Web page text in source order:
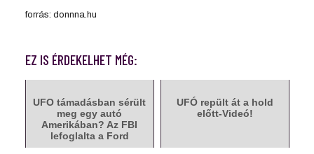
forrás: donnna.hu
EZ IS ÉRDEKELHET MÉG:
UFO támadásban sérült
meg egy autó
Amerikában? Az FBI
lefoglalta a Ford
Mustangot
UFÓ repült át a hold
előtt-Videó!